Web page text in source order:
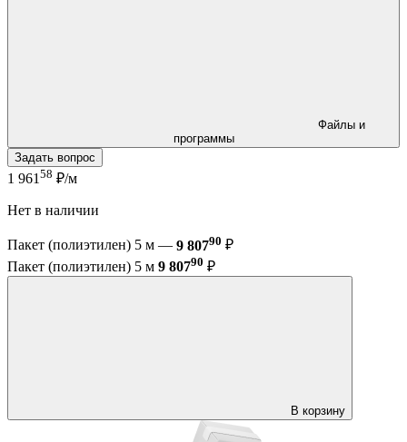
программы
Задать вопрос
1 961 58 ₽/м
Нет в наличии
Пакет (полиэтилен) 5 м — 9 80790 ₽
Пакет (полиэтилен) 5 м 9 80790 ₽
В корзину